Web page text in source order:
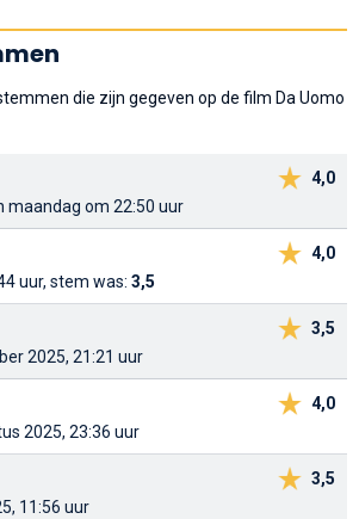
die zijn gegeven op de film Da Uomo
4,0
maandag om 22:50 uur
4,0
uur, stem was: 3,5
3,5
2025, 21:21 uur
4,0
2025, 23:36 uur
3,5
11:56 uur